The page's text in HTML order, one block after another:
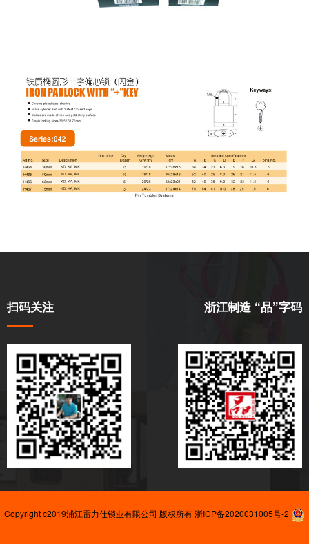
扫码关注 浙江制造 “品”字码
Copyright c2019浦江雷力仕锁业有限公司 版权所有浙ICP备2020031005号-2